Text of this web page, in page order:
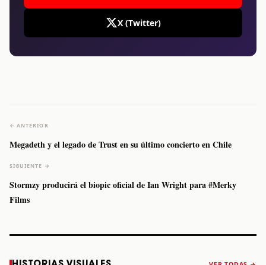
X (Twitter)
← ANTERIOR
Megadeth y el legado de Trust en su último concierto en Chile
SIGUIENTE →
Stormzy producirá el biopic oficial de Ian Wright para #Merky
Films
Caifanes regresa
Fallece Felipe